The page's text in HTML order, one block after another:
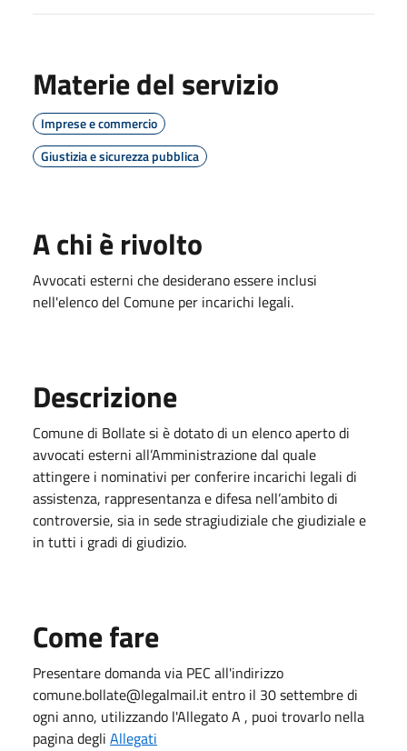
Materie del servizio
Imprese e commercio
Giustizia e sicurezza pubblica
A chi è rivolto
Avvocati esterni che desiderano essere inclusi
nell'elenco del Comune per incarichi legali.
Descrizione
Comune di Bollate si è dotato di un elenco aperto di
avvocati esterni all’Amministrazione dal quale
attingere i nominativi per conferire incarichi legali di
assistenza, rappresentanza e difesa nell’ambito di
controversie, sia in sede stragiudiziale che giudiziale e
in tutti i gradi di giudizio.
Come fare
Presentare domanda via PEC all'indirizzo
comune.bollate@legalmail.it entro il 30 settembre di
ogni anno, utilizzando l'Allegato A , puoi trovarlo nella
pagina degli Allegati